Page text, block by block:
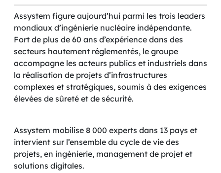
Assystem figure aujourd’hui parmi les trois leaders
mondiaux d’ingénierie nucléaire indépendante.
Fort de plus de 60 ans d’expérience dans des
secteurs hautement réglementés, le groupe
accompagne les acteurs publics et industriels dans
la réalisation de projets d’infrastructures
complexes et stratégiques, soumis à des exigences
élevées de sûreté et de sécurité.
Assystem mobilise 8 000 experts dans 13 pays et
intervient sur l’ensemble du cycle de vie des
projets, en ingénierie, management de projet et
solutions digitales.